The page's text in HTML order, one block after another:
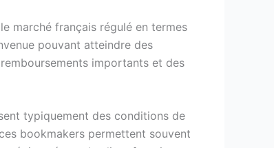
marché français régulé en termes
pouvant atteindre des
importants et des
typiquement des conditions de
bookmakers permettent souvent